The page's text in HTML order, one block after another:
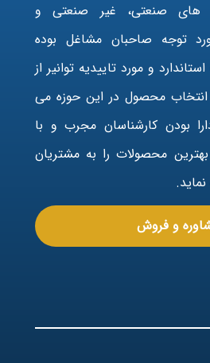
های صنعتی، غیر صنعتی و
توجه صاحبان مشاغل بوده
و مورد تاییدیه توانیر از
انتخاب محصول در این حوزه می
بودن کارشناسان مجرب و با
محصولات را به مشتریان
و فروش